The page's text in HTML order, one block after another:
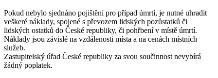
Pokud nebylo sjednáno pojištění pro případ úmrtí, je nutné uhradit
veškeré náklady, spojené s převozem lidských pozůstatků či
lidských ostatků do České republiky, či pohřbení v místě úmrtí.
Náklady jsou závislé na vzdálenosti místa a na cenách místních
služeb.
Zastupitelský úřad České republiky za svou součinnost nevybírá
žádný poplatek.